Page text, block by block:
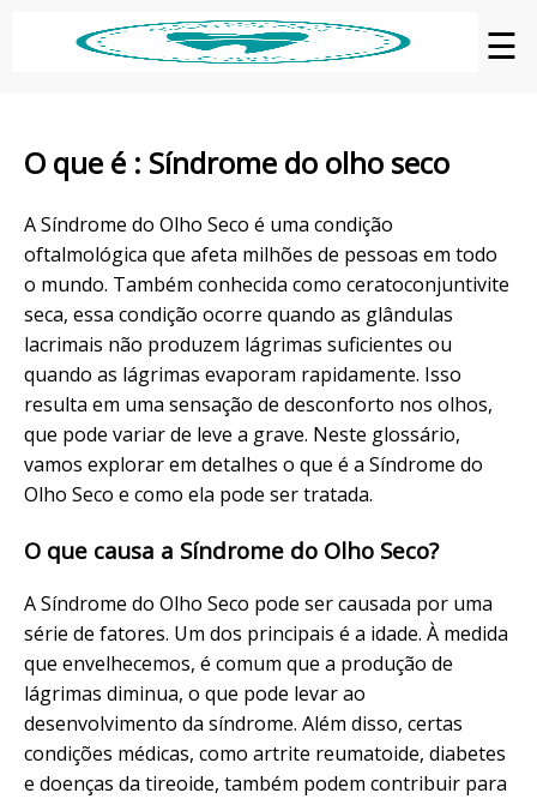
☰
O que é : Síndrome do olho seco
A Síndrome do Olho Seco é uma condição
oftalmológica que afeta milhões de pessoas em todo
o mundo. Também conhecida como ceratoconjuntivite
seca, essa condição ocorre quando as glândulas
lacrimais não produzem lágrimas suficientes ou
quando as lágrimas evaporam rapidamente. Isso
resulta em uma sensação de desconforto nos olhos,
que pode variar de leve a grave. Neste glossário,
vamos explorar em detalhes o que é a Síndrome do
Olho Seco e como ela pode ser tratada.
O que causa a Síndrome do Olho Seco?
A Síndrome do Olho Seco pode ser causada por uma
série de fatores. Um dos principais é a idade. À medida
que envelhecemos, é comum que a produção de
lágrimas diminua, o que pode levar ao
desenvolvimento da síndrome. Além disso, certas
condições médicas, como artrite reumatoide, diabetes
e doenças da tireoide, também podem contribuir para